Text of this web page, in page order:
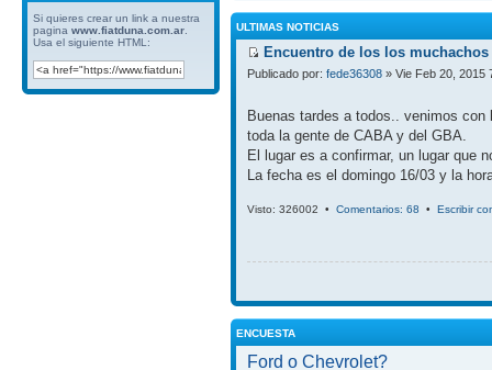
Si quieres crear un link a nuestra
pagina www.fiatduna.com.ar
Usa el siguiente HTML:
ULTIMAS NOTICIAS
Encuentro de los los
Publicado por: fede36308 » Vie Feb 20, 2015
Buenas tardes a todos.. venimos
toda la gente de CABA y del GBA.
El lugar es a confirmar, un lugar que
La fecha es el domingo 16/03 y la
Visto: 326002 • Comentarios: 68 • Escribir
ENCUESTA
Ford o Chevrolet?